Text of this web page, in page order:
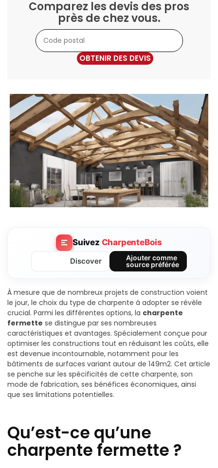
Comparez les devis des pros
près de chez vous.
OBTENIR DES DEVIS
Suivez CharpenteBois
Discover
Ajouter comme
source préférée
À mesure que de nombreux projets de construction voient
le jour, le choix du type de charpente à adopter se révèle
crucial. Parmi les différentes options, la charpente
fermette se distingue par ses nombreuses
caractéristiques et avantages. Spécialement conçue pour
optimiser les constructions tout en réduisant les coûts, elle
est devenue incontournable, notamment pour les
bâtiments de surfaces variant autour de 149m2. Cet article
se penche sur les spécificités de cette charpente, son
mode de fabrication, ses bénéfices économiques, ainsi
que ses limitations potentielles.
Qu’est-ce qu’une
charpente fermette ?